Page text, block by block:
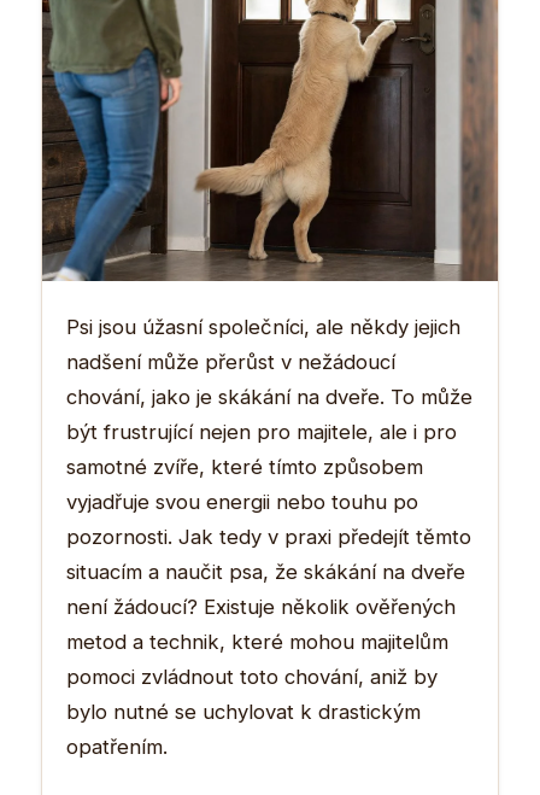
Psi jsou úžasní společníci, ale někdy jejich
nadšení může přerůst v nežádoucí
chování, jako je skákání na dveře. To může
být frustrující nejen pro majitele, ale i pro
samotné zvíře, které tímto způsobem
vyjadřuje svou energii nebo touhu po
pozornosti. Jak tedy v praxi předejít těmto
situacím a naučit psa, že skákání na dveře
není žádoucí? Existuje několik ověřených
metod a technik, které mohou majitelům
pomoci zvládnout toto chování, aniž by
bylo nutné se uchylovat k drastickým
opatřením.